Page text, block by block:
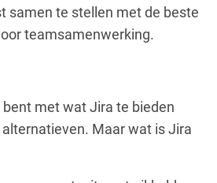
samen te stellen met de beste
teamsamenwerking.
met wat Jira te bieden
Maar wat is Jira